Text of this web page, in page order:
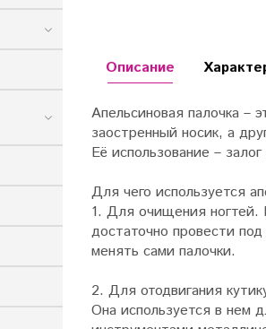
Описание
Апельсиновая палочка –
заостренный носик, а
Её использование –
Для чего используется
1. Для очищения ногтей.
достаточно провести
менять сами палочки.
2. Для отодвигания
Она используется в нем